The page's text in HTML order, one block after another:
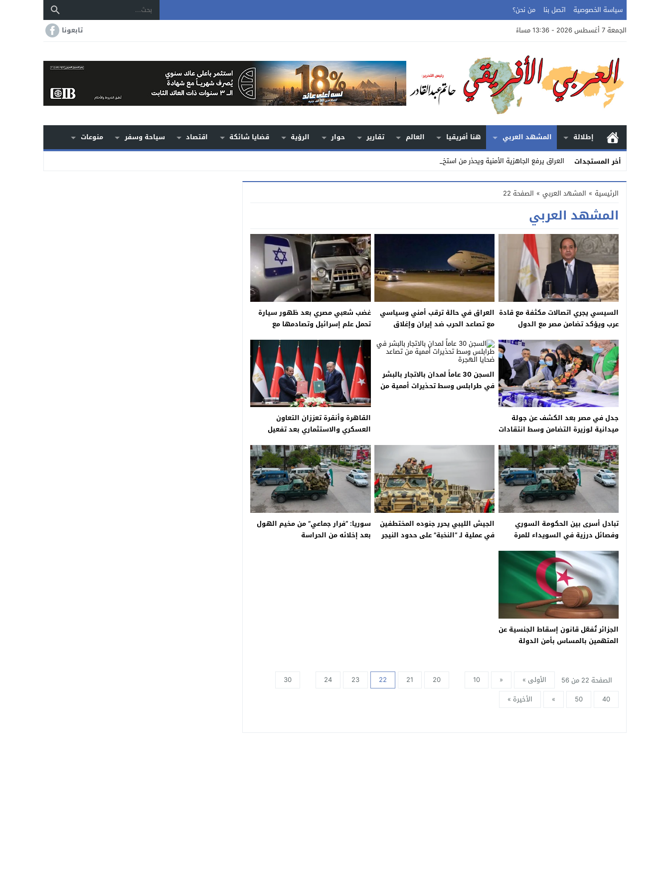
سياسة الخصوصية اتصل بنا
من نحن؟
الجمعة 7 أغسطس 2026 - 13:36 مساءً
تابعونا
إطلالة المشهد العربي هنا أفريقيا العالم تقارير حوار الرؤية قضايا شائكة اقتصاد سياحة وسفر
منوعات
أخر المستجدات
العراق يرفع الجاهزية الأمنية ويحذر من استخدام أر_
Stop
Previous
Next
الرئيسية » المشهد العربي » الصفحة 22
المشهد العربي
السيسي يجري اتصالات مكثفة مع قادة
عرب ويؤكد تضامن مصر مع الدول
العراق في حالة ترقب أمني وسياسي
مع تصاعد الحرب ضد إيران وإغلاق
غضب شعبي مصري بعد ظهور سيارة
تحمل علم إسرائيل وتصادمها مع
جدل في مصر بعد الكشف عن جولة
ميدانية لوزيرة التضامن وسط انتقادات
السجن 30 عاماً لمدان بالاتجار بالبشر
في طرابلس وسط تحذيرات أممية من
القاهرة وأنقرة تعززان التعاون
العسكري والاستثماري بعد تفعيل
تبادل أسرى بين الحكومة السوري
وفصائل درزية في السويداء للمرة
الجيش الليبي يحرر جنوده المختطفين
في عملية لـ “النخبة” على حدود النيجر
سوريا: “فرار جماعي” من مخيم الهول
بعد إخلائه من الحراسة
الجزائر تُفعّل قانون إسقاط الجنسية عن
المتهمين بالمساس بأمن الدولة
الصفحة 22 من 56 الأولى » «
10
20
21
22
23
24
30
40
50
» الأخيرة »